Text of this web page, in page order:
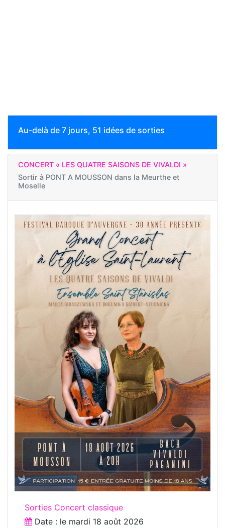
Au-delà de 7 jours, 51 idées de sorties
CONCERT « LES QUATRE SAISONS DE VIVALDI »
Sortir à PONT A MOUSSON dans la Meurthe et
Moselle
Sorties Concert classique
Date : le mardi 18 août 2026